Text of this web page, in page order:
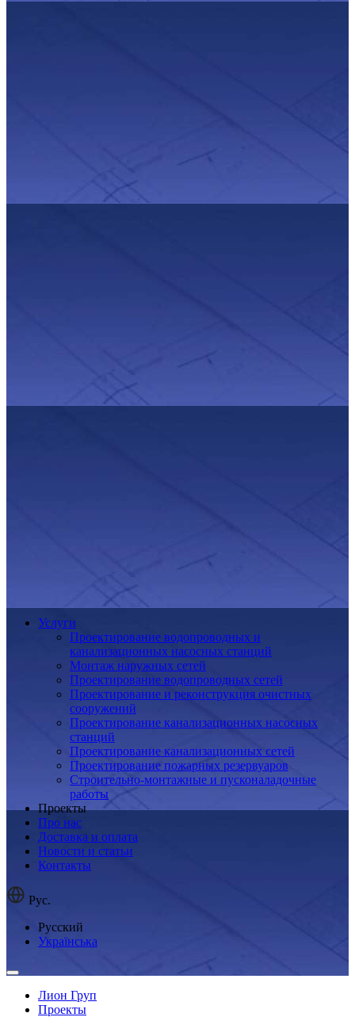
Услуги
Проектирование водопроводных и
канализационных насосных станций
Монтаж наружных сетей
Проектирование водопроводных сетей
Проектирование и реконструкция очистных
сооружений
Проектирование канализационных насосных
станций
Проектирование канализационных сетей
Проектирование пожарных резервуаров
Строительно-монтажные и пусконаладочные
работы
Проекты
Про нас
Доставка и оплата
Новости и статьи
Контакты
Рус.
Русский
Українська
Лион Груп
Проекты